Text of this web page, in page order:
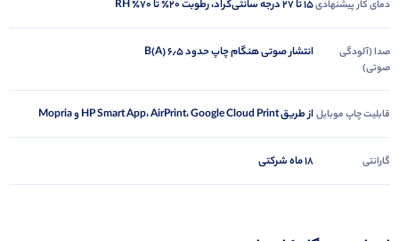
دمای کار پیشنهادی۱۵ تا ۲۷ درجه سانتی‌گراد، رطوبت ۲۰٪ تا ۷۰٪ RH
صدا (آلودگی
صوتی)
انتشار صوتی هنگام چاپ حدود ۶٫۵ B(A)
قابلیت چاپ موبایلاز طریق HP Smart App، AirPrint، Google Cloud Print و Mopria
گارانتی 18 ماه شرکتی